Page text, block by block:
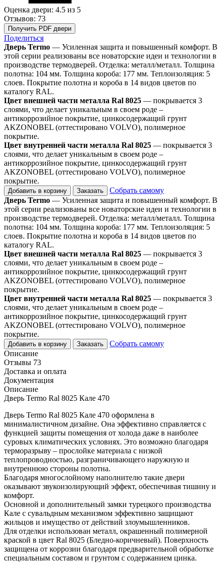
Оценка двери: 4.5 из 5
Отзывов: 73
Получить PDF двери
Поделиться
Дверь Termo — Усиленная защита и повышенный комфорт. В
этой серии реализованы все новаторские идеи и технологии в
производстве термодверей. Отделка: металл/металл. Толщина
полотна: 104 мм. Толщина короба: 177 мм. Теплоизоляция: 5
слоев. Покрытие полотна и короба в 14 видов цветов по
каталогу RAL.
Цвет внешней части металла Ral 8025 — покрывается 3
слоями, что делает уникальным в своем роде –
антикоррозийное покрытие, цинкосодержащий грунт
AKZONOBEL (оттестировано VOLVO), полимерное
покрытие.
Цвет внутренней части металла Ral 8025 — покрывается 3
слоями, что делает уникальным в своем роде –
антикоррозийное покрытие, цинкосодержащий грунт
AKZONOBEL (оттестировано VOLVO), полимерное
покрытие.
Добавить в корзину Заказать
Собрать самому
Дверь Termo — Усиленная защита и повышенный комфорт. В
этой серии реализованы все новаторские идеи и технологии в
производстве термодверей. Отделка: металл/металл. Толщина
полотна: 104 мм. Толщина короба: 177 мм. Теплоизоляция: 5
слоев. Покрытие полотна и короба в 14 видов цветов по
каталогу RAL.
Цвет внешней части металла Ral 8025 — покрывается 3
слоями, что делает уникальным в своем роде –
антикоррозийное покрытие, цинкосодержащий грунт
AKZONOBEL (оттестировано VOLVO), полимерное
покрытие.
Цвет внутренней части металла Ral 8025 — покрывается 3
слоями, что делает уникальным в своем роде –
антикоррозийное покрытие, цинкосодержащий грунт
AKZONOBEL (оттестировано VOLVO), полимерное
покрытие.
Добавить в корзину Заказать
Собрать самому
Описание
Отзывы 73
Доставка и оплата
Документация
Описание
Дверь Termo Ral 8025 Кале 470
Дверь Termo Ral 8025 Кале 470 оформлена в
минималистичном дизайне. Она эффективно справляется с
функцией защиты помещения от холода даже в наиболее
суровых климатических условиях. Это возможно благодаря
терморазрыву – прослойке материала с низкой
теплопроводностью, разграничивающего наружную и
внутреннюю стороны полотна.
Благодаря многослойному наполнителю такие двери
оказывают звукоизолирующий эффект, обеспечивая тишину и
комфорт.
Основной и дополнительный замки турецкого производства
Кале с сувальдным механизмом эффективно защищают
жильцов и имущество от действий злоумышленников.
Для отделки использован металл, окрашенный полимерной
краской в цвет Ral 8025 (Бледно-коричневый). Поверхность
защищена от коррозии благодаря предварительной обработке
специальным составом и грунтом с содержанием цинка.